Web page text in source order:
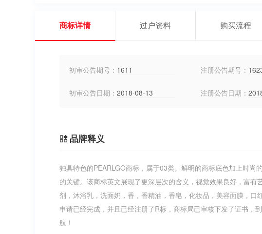
商标详情 过户资料 购买流程
初审公告期号： 1611 注册公告期号：
初审公告日期： 2018-08-13 注册公告日期：
品牌释义
独具特色的PEARLGO商标，属于03类。鲜明的商标底色加上时
的关键。该商标英文展现了更深层次的含义，视觉效果良好，富
剂，沐浴乳，洗面奶，香，香精油，香皂，化妆品，美容面膜，
申请已经完成，并且已经注册了R标，商标局已审核下发了证书
航！